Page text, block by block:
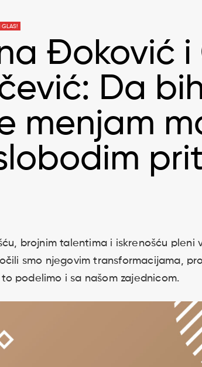
GLAS!
Đoković i
Da
menjam
brojnim talentima i iskrenošću pleni
smo njegovim transformacijama,
podelimo i sa našom zajednicom.